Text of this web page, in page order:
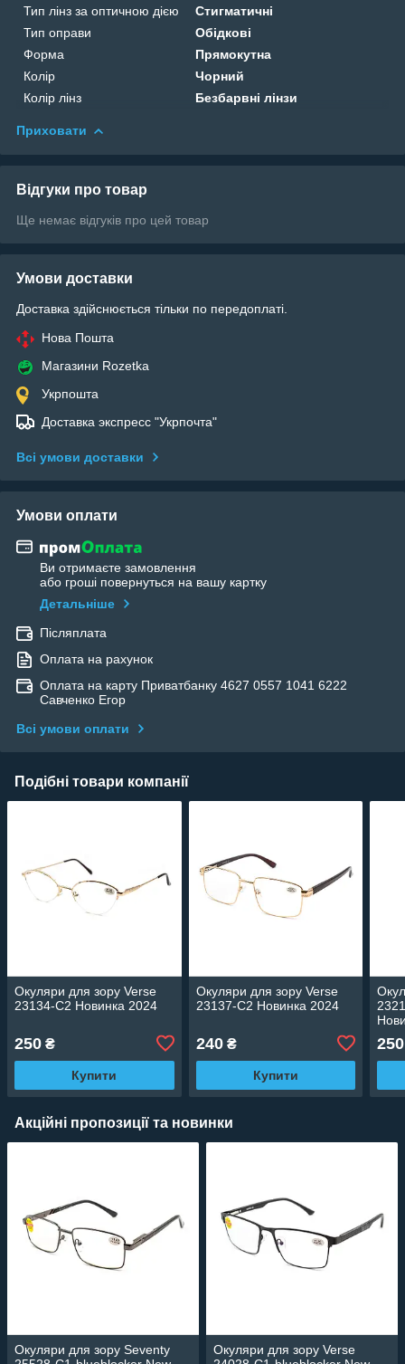
Тип лінз за оптичною дією
Стигматичні
Тип оправи
Обідкові
Форма
Прямокутна
Колір
Чорний
Колір лінз
Безбарвні лінзи
Приховати
Відгуки про товар
Ще немає відгуків про цей товар
Умови доставки
Доставка здійснюється тільки по передоплаті.
Нова Пошта
Магазини Rozetka
Укрпошта
Доставка экспресс "Укрпочта"
Всі умови доставки
Умови оплати
Ви отримаєте замовлення
або гроші повернуться на вашу картку
Детальніше
Післяплата
Оплата на рахунок
Оплата на карту Приватбанку 4627 0557 1041 6222
Савченко Егор
Всі умови оплати
Подібні товари компанії
Окуляри для зору Verse
23134-C2 Новинка 2024
250 ₴
Купити
Окуляри для зору Verse
23137-C2 Новинка 2024
240₴
Купити
250
Акційні пропозиції та новинки
Окуляри для зору Seventy
Окуляри для зору Verse